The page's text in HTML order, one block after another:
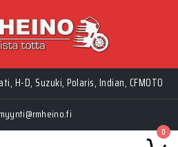
H-D, Suzuki, Polaris, Indian, CFMOTO
myynti@rmheino.fi
0